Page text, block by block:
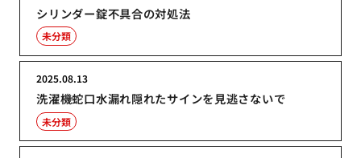
シリンダー錠不具合の対処法
未分類
洗濯機蛇口水漏れ隠れたサインを見逃さないで
2025.08.13
未分類